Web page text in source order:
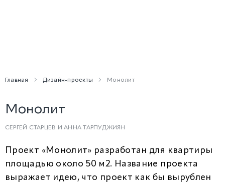
Главная Дизайн-проекты Монолит
Монолит
СЕРГЕЙ СТАРЦЕВ И АННА ТАРПУДЖИЯН
Проект «Монолит» разработан для квартиры
площадью около 50 м2. Название проекта
выражает идею, что проект как бы вырублен